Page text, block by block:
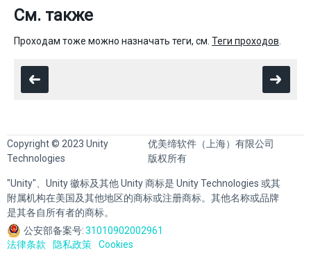
См. также
Проходам тоже можно назначать теги, см. Теги проходов
Copyright © 2023 Unity
Technologies
优美缔软件（上海）有限公司
版权所有
"Unity"、Unity 徽标及其他 Unity 商标是 Unity Technologies 或其
附属机构在美国及其他地区的商标或注册商标。其他名称或品牌
是其各自所有者的商标。
公安部备案号:31010902002961
法律条款
隐私政策 Cookies